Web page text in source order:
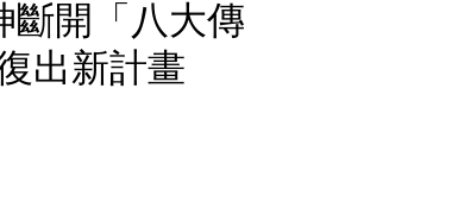
斷開「八大傳
出新計畫